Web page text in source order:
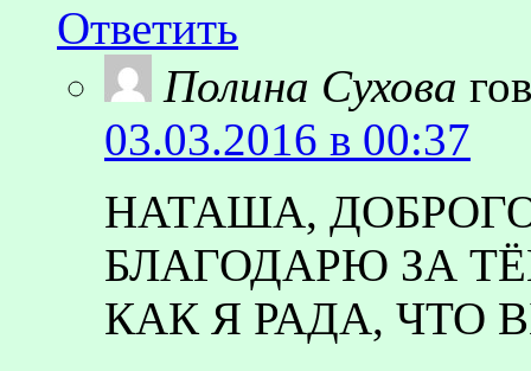
Ответить
Полина Сухова
03.03.2016 в 00:37
НАТАША,
БЛАГОДАРЮ ЗА
КАК Я РАДА, ЧТО